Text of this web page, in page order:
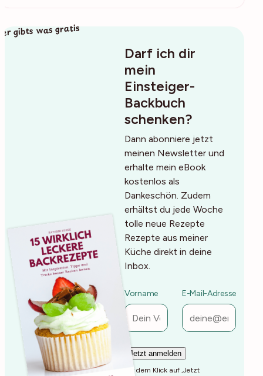
Darf ich dir
mein
Einsteiger-
Backbuch
schenken?
Dann abonniere jetzt
meinen Newsletter und
erhalte mein eBook
kostenlos als
Dankeschön. Zudem
erhältst du jede Woche
tolle neue Rezepte
Rezepte aus meiner
Küche direkt in deine
Inbox.
Vorname E-Mail-Adresse
Mit dem Klick auf ‚Jetzt
gibts was gratis